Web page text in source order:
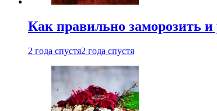
Как правильно заморозить и
2 года спустя2 года спустя